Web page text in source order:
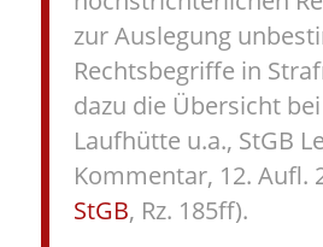
zur Auslegung
Rechtsbegriffe in
dazu die Übersicht
Laufhütte u.a., StGB
Kommentar, 12. Aufl.
StGB, Rz. 185ff).